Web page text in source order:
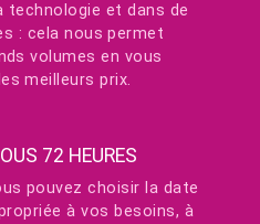
technologie et dans de
: cela nous permet
volumes en vous
meilleurs prix.
72 HEURES
pouvez choisir la date
à vos besoins, à